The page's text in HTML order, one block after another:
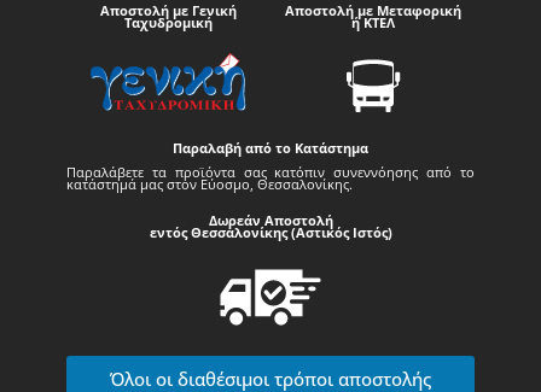
Αποστολή με Γενική
Ταχυδρομική
Αποστολή με Μεταφορική
ή ΚΤΕΛ
Παραλαβή από το Κατάστημα
Παραλάβετε τα προϊόντα σας κατόπιν συνεννόησης από το
κατάστημά μας στον Εύοσμο, Θεσσαλονίκης.
Δωρεάν Αποστολή
εντός Θεσσαλονίκης (Αστικός Ιστός)
Όλοι οι διαθέσιμοι τρόποι αποστολής